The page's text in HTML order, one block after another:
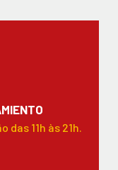
das 11h às 21h.